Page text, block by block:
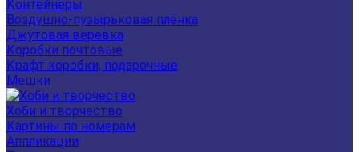
Контейнеры
Воздушно-пузырьковая плёнка
Джутовая веревка
Коробки почтовые
Крафт коробки, подарочные
Мешки
Хоби и творчество
Картины по номерам
Аппликации